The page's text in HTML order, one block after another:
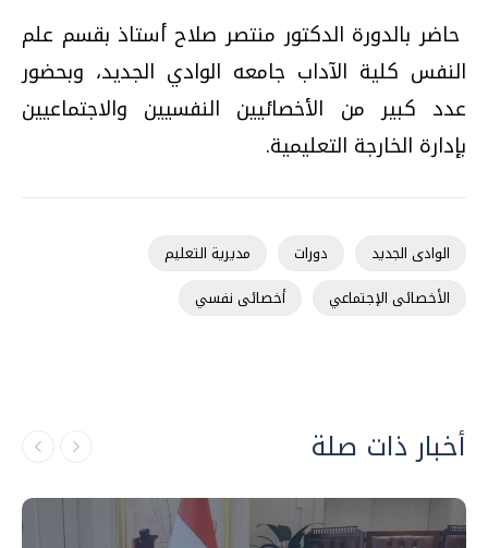
حاضر بالدورة الدكتور منتصر صلاح أستاذ بقسم علم
النفس كلية الآداب جامعه الوادي الجديد، وبحضور
عدد كبير من الأخصائيين النفسيين والاجتماعيين
بإدارة الخارجة التعليمية.
الوادى الجديد دورات
مديرية التعليم
الأخصائى الإجتماعي
أخصائى نفسي
أخبار ذات صلة